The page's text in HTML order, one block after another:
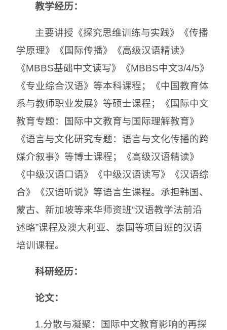
教学经历：
主要讲授《探究思维训练与实践》《传播
学原理》《国际传播》《高级汉语精读》
《MBBS基础中文读写》《MBBS中文3/4/5》
《专业综合汉语》等本科课程；《中国教育体
系与教师职业发展》等硕士课程；《国际中文
教育专题：国际中文教育与国际理解教育》
《语言与文化研究专题：语言与文化传播的跨
媒介叙事》等博士课程；《高级汉语精读》
《中级汉语口语》《中级汉语读写》《汉语综
合》《汉语听说》等语言生课程。承担韩国、
蒙古、新加坡等来华师资班“汉语教学法前沿
述略”课程及澳大利亚、泰国等项目班的汉语
培训课程。
科研经历：
论文：
1.分散与凝聚：国际中文教育影响的再探